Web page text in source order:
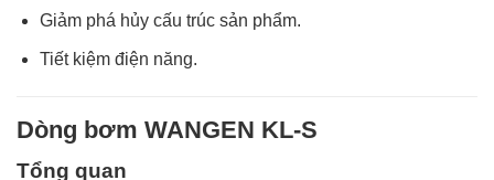
Giảm phá hủy cấu trúc sản phẩm.
Tiết kiệm điện năng.
Dòng bơm WANGEN KL-S
Tổng quan